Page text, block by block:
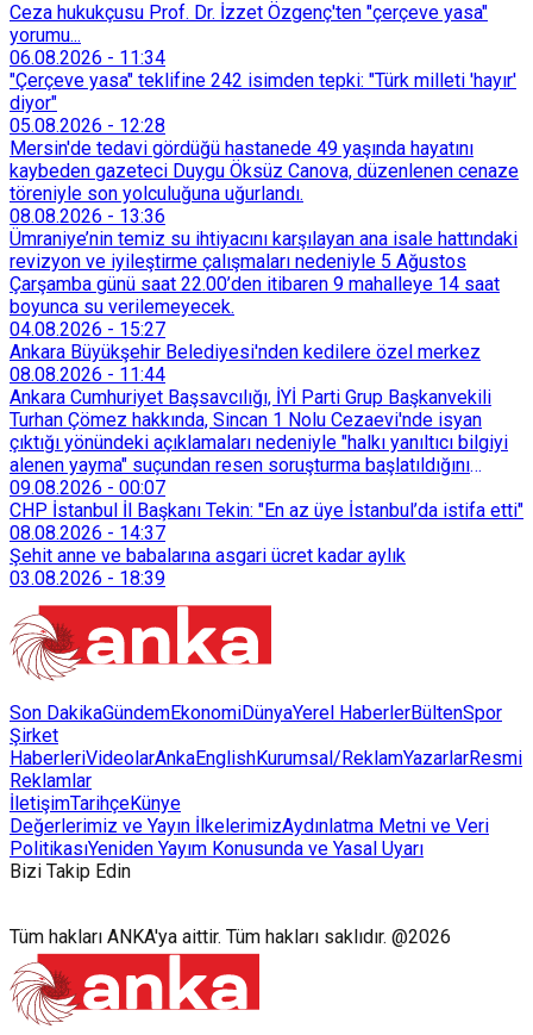
Ceza hukukçusu Prof. Dr. İzzet Özgenç'ten "çerçeve yasa"
yorumu...
06.08.2026 - 11:34
"Çerçeve yasa" teklifine 242 isimden tepki: "Türk milleti 'hayır'
diyor"
05.08.2026 - 12:28
Mersin'de tedavi gördüğü hastanede 49 yaşında hayatını
kaybeden gazeteci Duygu Öksüz Canova, düzenlenen cenaze
töreniyle son yolculuğuna uğurlandı.
08.08.2026 - 13:36
Ümraniye’nin temiz su ihtiyacını karşılayan ana isale hattındaki
revizyon ve iyileştirme çalışmaları nedeniyle 5 Ağustos
Çarşamba günü saat 22.00’den itibaren 9 mahalleye 14 saat
boyunca su verilemeyecek.
04.08.2026 - 15:27
Ankara Büyükşehir Belediyesi'nden kedilere özel merkez
08.08.2026 - 11:44
Ankara Cumhuriyet Başsavcılığı, İYİ Parti Grup Başkanvekili
Turhan Çömez hakkında, Sincan 1 Nolu Cezaevi'nde isyan
çıktığı yönündeki açıklamaları nedeniyle "halkı yanıltıcı bilgiyi
alenen yayma" suçundan resen soruşturma başlatıldığını
duyurdu.
09.08.2026 - 00:07
CHP İstanbul İl Başkanı Tekin: "En az üye İstanbul’da istifa etti"
08.08.2026 - 14:37
Şehit anne ve babalarına asgari ücret kadar aylık
03.08.2026 - 18:39
Son DakikaGündemEkonomiDünyaYerel HaberlerBültenSpor
Şirket
HaberleriVideolarAnkaEnglishKurumsal/ReklamYazarlarResmi
Reklamlar
İletişimTarihçeKünye
Değerlerimiz ve Yayın İlkelerimizAydınlatma Metni ve Veri
PolitikasıYeniden Yayım Konusunda ve Yasal Uyarı
Bizi Takip Edin
Tüm hakları ANKA'ya aittir. Tüm hakları saklıdır. @2026